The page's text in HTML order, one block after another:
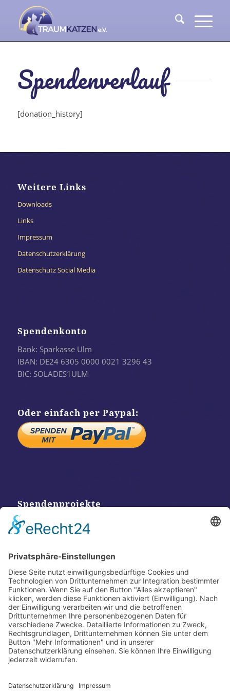
Spendenverlauf
[donation_history]
Weitere Links
Downloads
Links
Impressum
Datenschutzerklärung
Datenschutz Social Media
Spendenkonto
Bank: Sparkasse Ulm
IBAN: DE24 6305 0000 0021 3296 43
BIC: SOLADES1ULM
Oder einfach per Paypal:
Spendenprojekte
Kontakt
Postanschrift
Traumkatzen e.V.
89231 Neu-Ulm